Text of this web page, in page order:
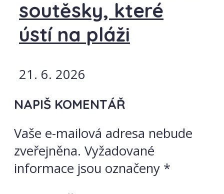
soutěsky, které
ústí na pláži
21. 6. 2026
NAPIŠ KOMENTÁŘ
Vaše e-mailová adresa nebude
zveřejněna. Vyžadované
informace jsou označeny *